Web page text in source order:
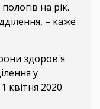
на рік.
– каже
здоров'я
у
квітня 2020